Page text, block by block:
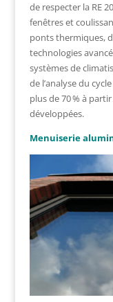
de respecter la RE
fenêtres et
ponts thermiques,
technologies
systèmes de
de l’analyse du
plus de 70 % à
développées.
Menuiserie